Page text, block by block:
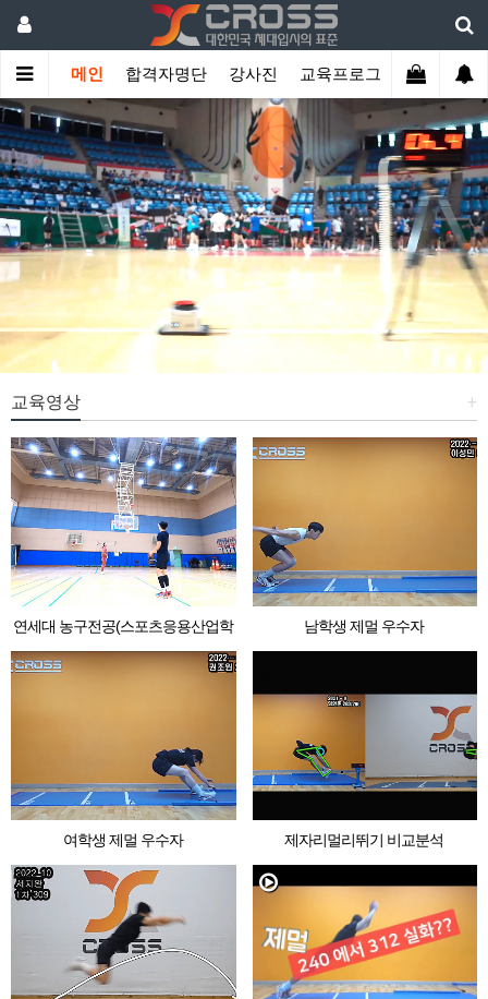
메인 합격자명단 강사진 교육프로그램 학생관리
+
교육영상
연세대 농구전공(스포츠응용산업학
과)
남학생 제멀 우수자
여학생 제멀 우수자 제자리멀리뛰기 비교분석